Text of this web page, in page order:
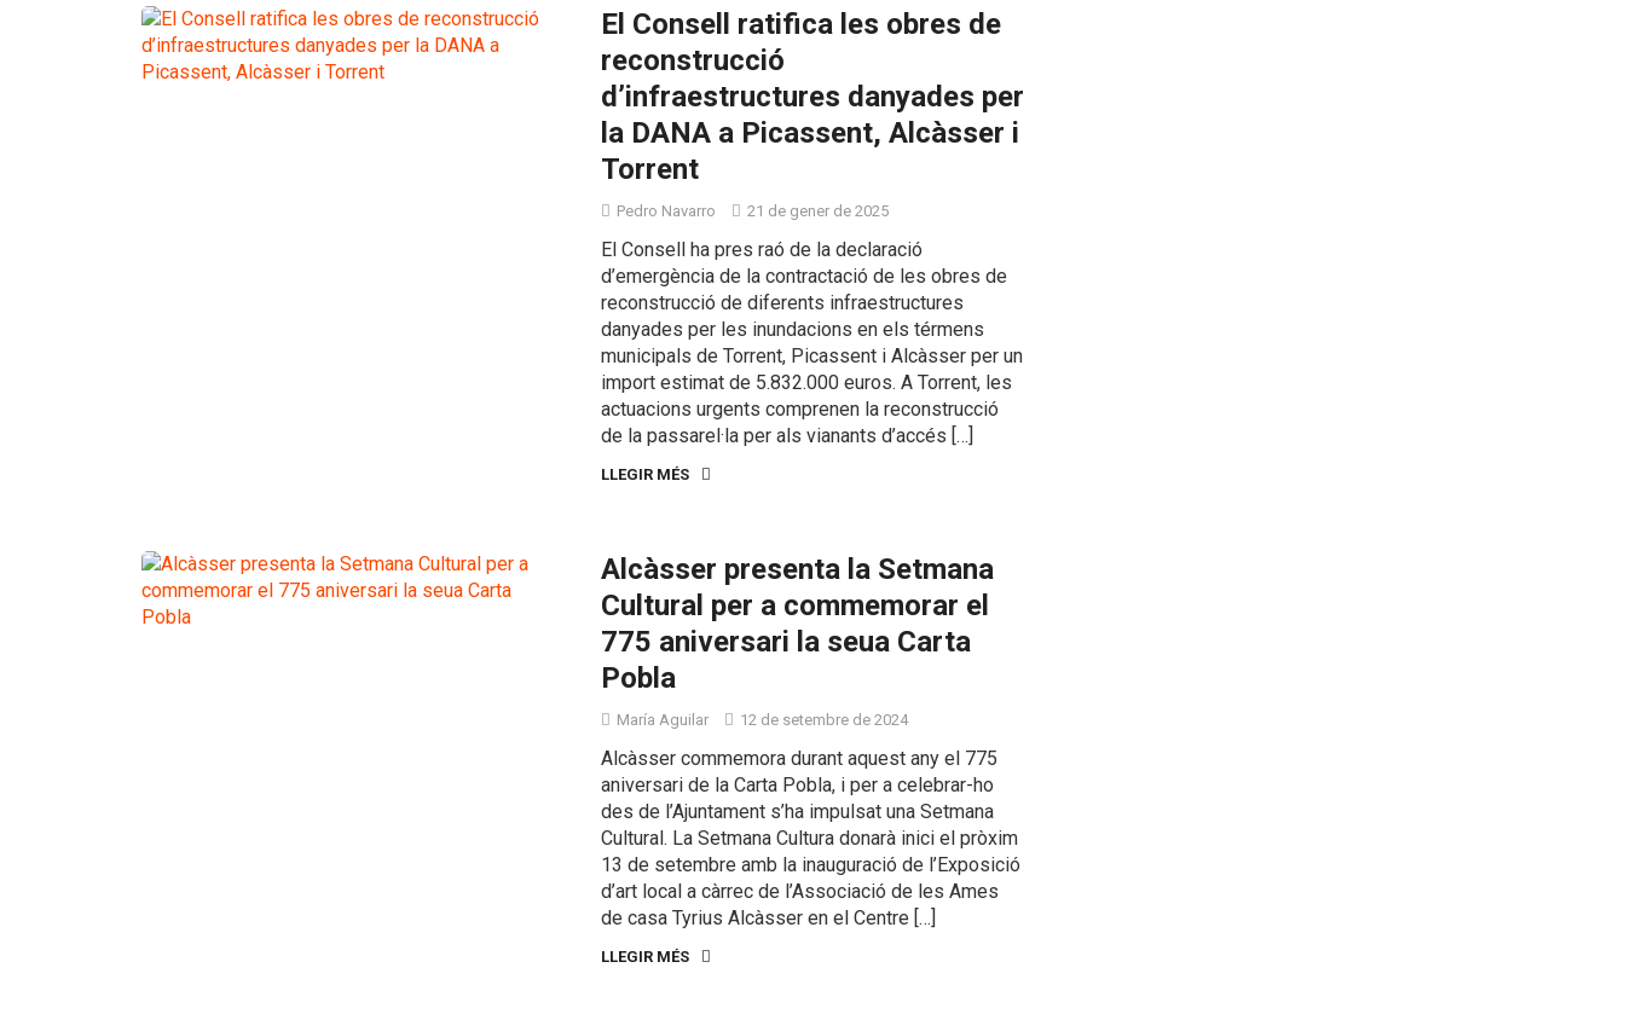
El Consell ratifica les obres de
reconstrucció
d’infraestructures danyades per
la DANA a Picassent, Alcàsser i
Torrent
Pedro Navarro 21 de gener de 2025
El Consell ha pres raó de la declaració
d’emergència de la contractació de les obres de
reconstrucció de diferents infraestructures
danyades per les inundacions en els térmens
municipals de Torrent, Picassent i Alcàsser per un
import estimat de 5.832.000 euros. A Torrent, les
actuacions urgents comprenen la reconstrucció
de la passarel·la per als vianants d’accés […]
LLEGIR MÉS
Alcàsser presenta la Setmana
Cultural per a commemorar el
775 aniversari la seua Carta
Pobla
María Aguilar 12 de setembre de 2024
Alcàsser commemora durant aquest any el 775
aniversari de la Carta Pobla, i per a celebrar-ho
des de l’Ajuntament s’ha impulsat una Setmana
Cultural. La Setmana Cultura donarà inici el pròxim
13 de setembre amb la inauguració de l’Exposició
d’art local a càrrec de l’Associació de les Ames
de casa Tyrius Alcàsser en el Centre […]
LLEGIR MÉS